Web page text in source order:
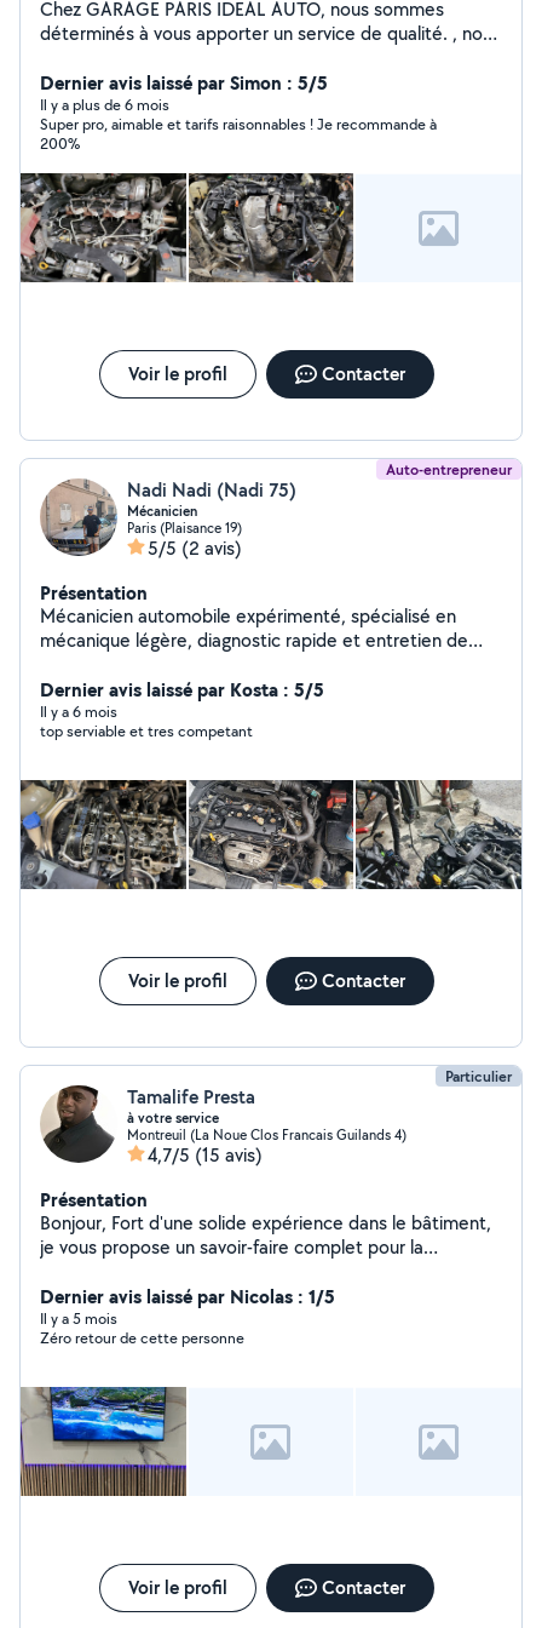
Chez GARAGE PARIS IDEAL AUTO, nous sommes
déterminés à vous apporter un service de qualité. , nous
VOLTAIRE.93100 MONTREUIL Professionnel de la
mécanique , nous disposons du savoir-faire et de
l'expertise nécessaires pour les prestations à faire sur
votre automobile. A Bientôt chez Paris ideal auto.
Dernier avis laissé par Simon : 5/5
Il y a plus de 6 mois
Super pro, aimable et tarifs raisonnables ! Je recommande à
200%
Voir le profil Contacter
Auto-entrepreneur
Nadi Nadi (Nadi 75)
Mécanicien
Paris (Plaisance 19)
5/5 (2 avis)
Présentation
Mécanicien automobile expérimenté, spécialisé en
mécanique légère, diagnostic rapide et entretien de
en Île-de-France, offrant un service fiable, transparent
et adapté aux besoins de chaque client. Compétences
en scooters électriques et maintenance technique.
Disponible pour rendez-vous rapides et devis clairs
Dernier avis laissé par Kosta : 5/5
Il y a 6 mois
top serviable et tres competant
Voir le profil Contacter
Particulier
Tamalife Presta
à votre service
Montreuil (La Noue Clos Francais Guilands 4)
4,7/5 (15 avis)
Présentation
Bonjour, Fort d'une solide expérience dans le bâtiment,
je vous propose un savoir-faire complet pour la
"tous corps d'état" me permet de prendre en charge
l'intégralité de vos projets, vous évitant ainsi de
multiplier les intervenants. Mon expertise à votre
peinture, des revêtements de sol (parquet, carrelage)
et des finitions murales. Technique : Interventions en
électricité et plomberie (installation, modification,
dépannage). Aménagement : Menuiserie, montage de
cuisines et optimisation d'espace. Discutons de vos
Dernier avis laissé par Nicolas : 1/5
Il y a 5 mois
Zéro retour de cette personne
Voir le profil Contacter